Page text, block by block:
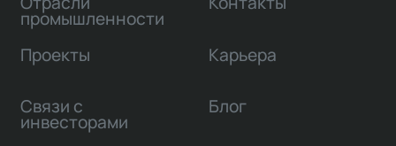
промышленности
Проекты
Связи с
инвесторами
Карьера
Блог